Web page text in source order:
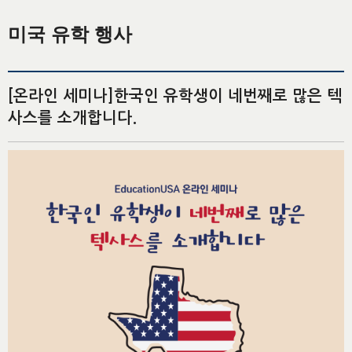
미국 유학 행사
[온라인 세미나]한국인 유학생이 네번째로 많은 텍
사스를 소개합니다.